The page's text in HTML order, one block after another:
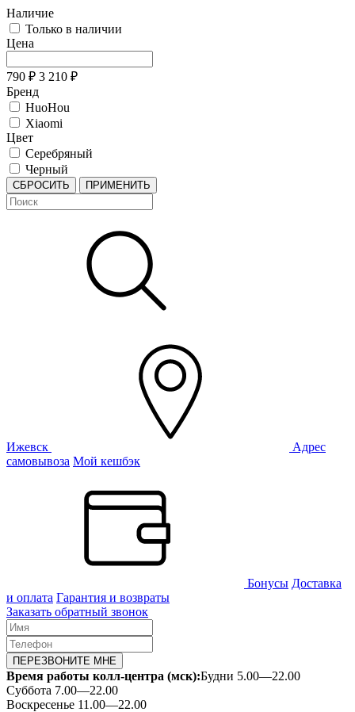
Наличие
Только в наличии
Цена
790 ₽ 3 210 ₽
Бренд
HuoHou
Xiaomi
Цвет
Серебряный
Черный
СБРОСИТЬ ПРИМЕНИТЬ
Ижевск
Адрес
самовывоза Мой кешбэк
Бонусы Доставка
и оплата Гарантия и возвраты
Заказать обратный звонок
ПЕРЕЗВОНИТЕ МНЕ
Время работы колл-центра (мск):Будни 5.00—22.00
Суббота 7.00—22.00
Воскресенье 11.00—22.00